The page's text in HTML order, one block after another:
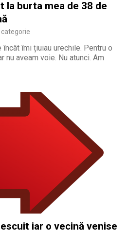
la burta mea de 38 de
categorie
îmi țiuiau urechile. Pentru o
nu aveam voie. Nu atunci. Am
iar o vecină venise